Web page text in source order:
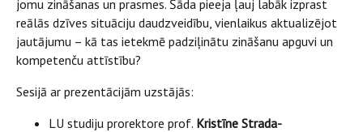
jomu zināšanas un prasmes. Šāda pieeja ļauj labāk izprast
reālās dzīves situāciju daudzveidību, vienlaikus aktualizējot
jautājumu – kā tas ietekmē padziļinātu zināšanu apguvi un
kompetenču attīstību?
Sesijā ar prezentācijām uzstājās:
LU studiju prorektore prof. Kristīne Strada-